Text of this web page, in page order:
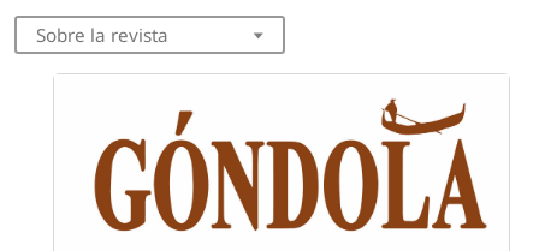
Sobre la revista